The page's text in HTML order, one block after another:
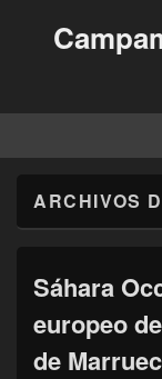
ARCHIVOS
Sáhara
europeo
de